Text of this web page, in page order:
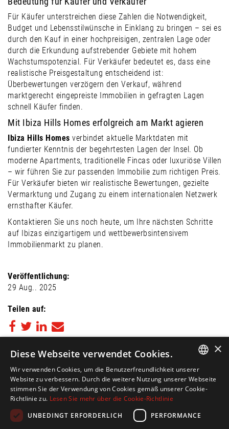
Veröffentlichung:
29 Aug.. 2025
Teilen auf:
Zurück zum Blog
Für Käufer unterstreichen diese Zahlen die Notwendigkeit,
Budget und Lebensstilwünsche in Einklang zu bringen – sei es
durch den Kauf in einer hochpreisigen, zentralen Lage oder
durch die Erkundung aufstrebender Gebiete mit hohem
Wachstumspotenzial. Für Verkäufer bedeutet es, dass eine
realistische Preisgestaltung entscheidend ist:
Überbewertungen verzögern den Verkauf, während
marktgerecht eingepreiste Immobilien in gefragten Lagen
schnell Käufer finden.
Mit Ibiza Hills Homes erfolgreich am Markt agieren
Ibiza Hills Homes verbindet aktuelle Marktdaten mit
fundierter Kenntnis der begehrtesten Lagen der Insel. Ob
moderne Apartments, traditionelle Fincas oder luxuriöse Villen
– wir führen Sie zur passenden Immobilie zum richtigen Preis.
Für Verkäufer bieten wir realistische Bewertungen, gezielte
Vermarktung und Zugang zu einem internationalen Netzwerk
ernsthafter Käufer.
Kontaktieren Sie uns noch heute, um Ihre nächsten Schritte
auf Ibizas einzigartigem und wettbewerbsintensivem
Immobilienmarkt zu planen.
FOLGE UNS AUF ENGLISH
SPANISH
×
Diese Webseite verwendet Cookies.
Wir verwenden Cookies, um die Benutzerfreundlichkeit unserer
Website zu verbessern. Durch die weitere Nutzung unserer Webseite
stimmen Sie der Verwendung von Cookies gemäß unserer Cookie-
Richtlinie zu. Lesen Sie mehr über die Cookie-Richtlinie
UNBEDINGT ERFORDERLICH
PERFORMANCE